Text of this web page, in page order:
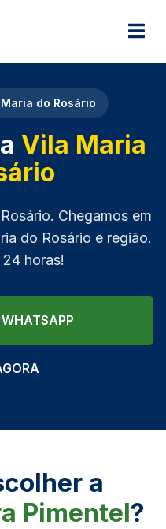
do Rosário
Vila Maria
Chegamos em
do Rosário e região.
horas!
a
Pimentel?